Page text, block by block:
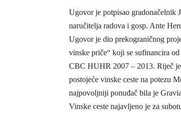
Ugovor je potpisao gradonačelnik
naručitelja radova i gosp. Ante
Ugovor je dio prekograničnog
vinske priče“ koji se sufinancira
CBC HUHR 2007 – 2013. Riječ
postojeće vinske ceste na potezu
najpovoljniji ponuđač bila je
Vinske ceste najavljeno je za